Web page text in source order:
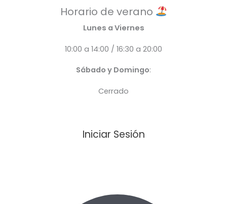
Horario de verano
Lunes a Viernes
10:00 a 14:00 / 16:30 a 20:00
Sábado y Domingo:
Cerrado
Iniciar Sesión